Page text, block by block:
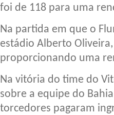
foi de 118 para uma
Na partida em que o
estádio Alberto
proporcionando uma
Na vitória do time do
sobre a equipe do
torcedores pagaram